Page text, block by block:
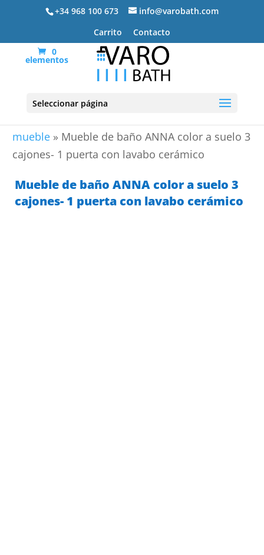
+34 968 100 673
info@varobath.com
Carrito
Contacto
0
elementos
Seleccionar página
mueble » Mueble de baño ANNA color a suelo 3
cajones- 1 puerta con lavabo cerámico
Mueble de baño ANNA color a suelo 3
cajones- 1 puerta con lavabo cerámico